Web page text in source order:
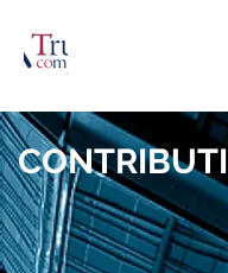
CONTRIBUTI